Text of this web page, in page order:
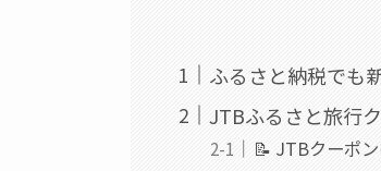
ふるさと納税でも
JTBふるさと旅行
📝 JTBクーポ